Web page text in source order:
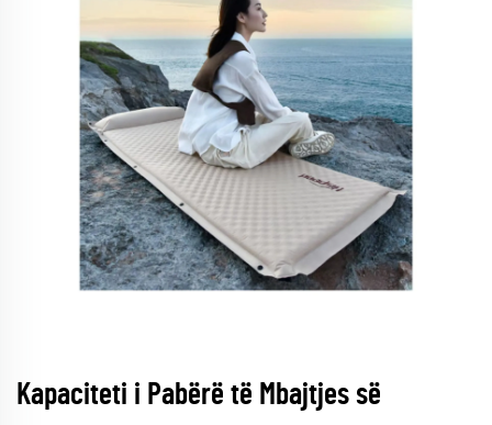
Kapaciteti i Pabërë të Mbajtjes së